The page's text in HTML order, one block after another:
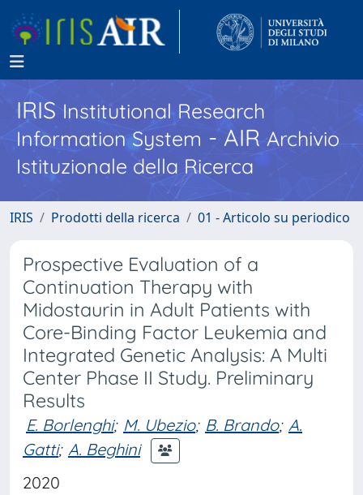
IRISInstitutional Research
Information System - AIR Archivio
Istituzionale della Ricerca
IRIS Prodotti della ricerca 01 - Articolo su periodico
Prospective Evaluation of a
Continuation Therapy with
Midostaurin in Adult Patients with
Core-Binding Factor Leukemia and
Integrated Genetic Analysis: A Multi
Center Phase II Study. Preliminary
Results
E. Borlenghi; M. Ubezio; B. Brando; A.
Gatti; A. Beghini
2020